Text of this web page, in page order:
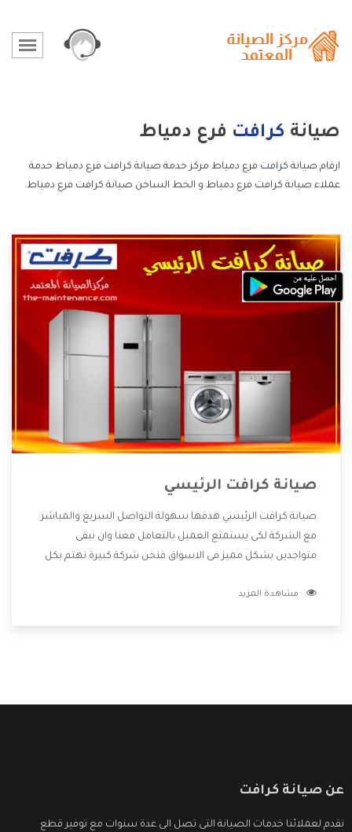
صيانة كرافت فرع دمياط
ارقام صيانة كرافت فرع دمياط مركز خدمة صيانة كرافت فرع دمياط خدمة
عملاء صيانة كرافت فرع دمياط و الخط الساخن صيانة كرافت فرع دمياط.
صيانة كرافت الرئيسي
صيانة كرافت الرئيسي هدفها سهولة التواصل السريع والمباشر
مع الشركة لكى يستمتع العميل بالتعامل معنا وان نبقى
متواجدين بشكل مميز فى الاسواق فنحن شركة كبيرة نهتم بكل
الشركة بها والتى تكون منها خدمة الصيانة التى تكون من أهم
مشاهدة المزيد
عن صيانة كرافت
نقدم لعملائنا خدمات الصيانة التى تصل الى عدة سنوات مع توفير قطع